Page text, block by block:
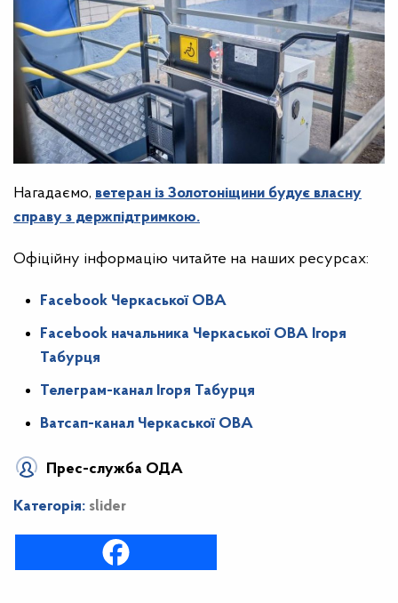
Нагадаємо, ветеран із Золотоніщини будує власну
справу з держпідтримкою.
Офіційну інформацію читайте на наших ресурсах:
Facebook Черкаської ОВА
Facebook начальника Черкаської ОВА Ігоря
Табурця
Телеграм-канал Ігоря Табурця
Ватсап-канал Черкаської ОВА
Прес-служба ОДА
Категорія: slider